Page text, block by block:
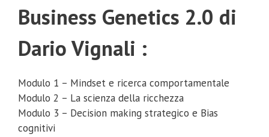
Business Genetics 2.0 di
Dario Vignali :
Modulo 1 – Mindset e ricerca comportamentale
Modulo 2 – La scienza della ricchezza
Modulo 3 – Decision making strategico e Bias
cognitivi